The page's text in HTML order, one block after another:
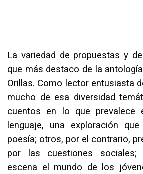
La variedad de propuestas y
que más destaco de la
Orillas. Como lector entusiasta
mucho de esa diversidad
cuentos en lo que prevalece
lenguaje, una exploración
poesía; otros, por el contrario,
por las cuestiones
escena el mundo de los